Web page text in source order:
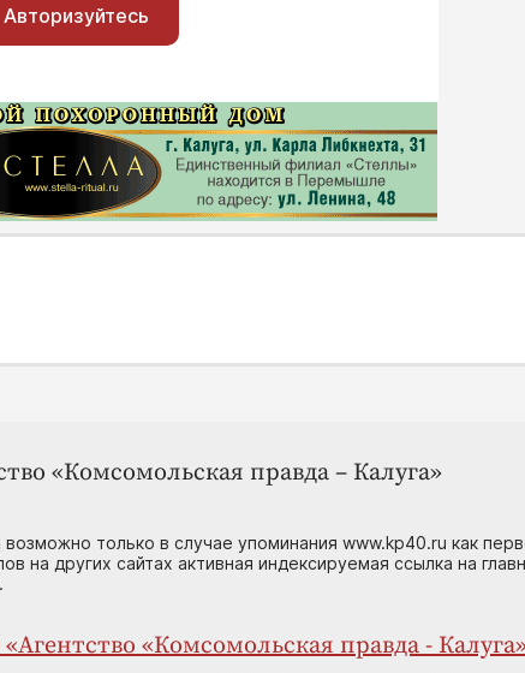
Авторизуйтесь
«Комсомольская правда – Калуга»
только в случае упоминания www.kp40.ru как
на других сайтах активная индексируемая ссылка на
«Комсомольская правда -